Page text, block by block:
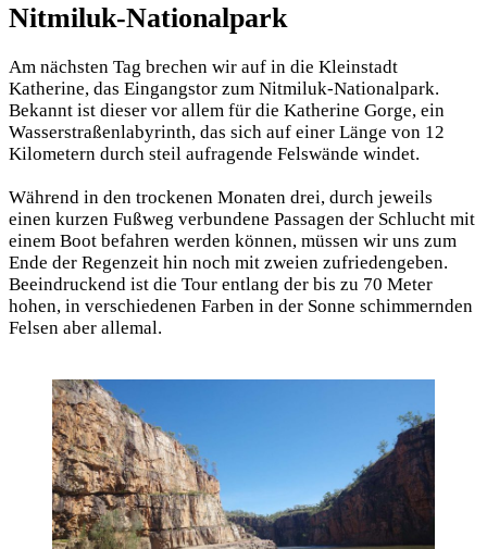
Nitmiluk-Nationalpark
Am nächsten Tag brechen wir auf in die Kleinstadt
Katherine, das Eingangstor zum Nitmiluk-Nationalpark.
Bekannt ist dieser vor allem für die Katherine Gorge, ein
Wasserstraßenlabyrinth, das sich auf einer Länge von 12
Kilometern durch steil aufragende Felswände windet.
Während in den trockenen Monaten drei, durch jeweils
einen kurzen Fußweg verbundene Passagen der Schlucht mit
einem Boot befahren werden können, müssen wir uns zum
Ende der Regenzeit hin noch mit zweien zufriedengeben.
Beeindruckend ist die Tour entlang der bis zu 70 Meter
hohen, in verschiedenen Farben in der Sonne schimmernden
Felsen aber allemal.